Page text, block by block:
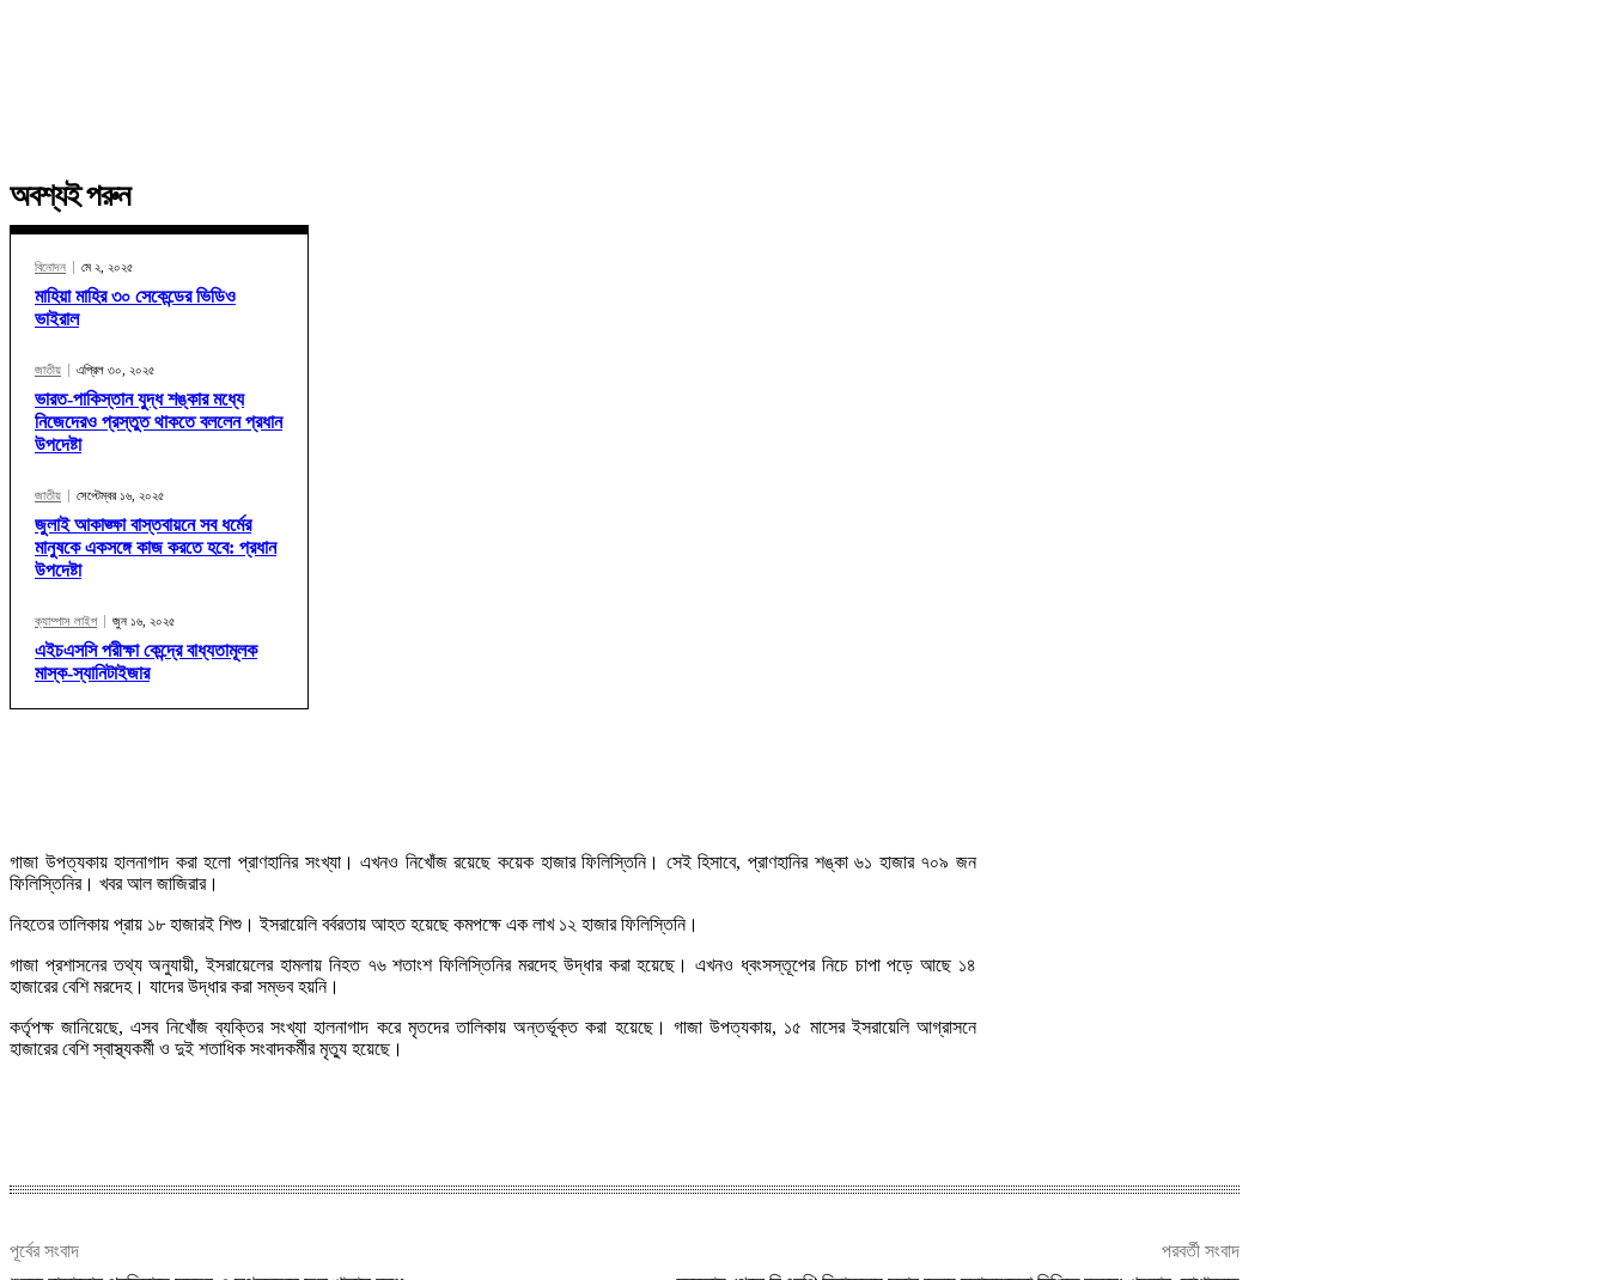
অবশ্যই পরুন
বিনোদন মে ২, ২০২৫
মাহিয়া মাহির ৩০ সেকেন্ডের ভিডিও
ভাইরাল
জাতীয় এপ্রিল ৩০, ২০২৫
ভারত-পাকিস্তান যুদ্ধ শঙ্কার মধ্যে
নিজেদেরও প্রস্তুত থাকতে বললেন প্রধান
উপদেষ্টা
জাতীয় সেপ্টেম্বর ১৬, ২০২৫
জুলাই আকাঙ্ক্ষা বাস্তবায়নে সব ধর্মের
মানুষকে একসঙ্গে কাজ করতে হবে: প্রধান
উপদেষ্টা
ক্যাম্পাস লাইপ জুন ১৬, ২০২৫
এইচএসসি পরীক্ষা কেন্দ্রে বাধ্যতামূলক
মাস্ক-স্যানিটাইজার
গাজা উপত্যকায় হালনাগাদ করা হলো প্রাণহানির সংখ্যা। এখনও নিখোঁজ রয়েছে কয়েক হাজার ফিলিস্তিনি। সেই হিসাবে, প্রাণহানির শঙ্কা ৬১ হাজার ৭০৯ জন
ফিলিস্তিনির। খবর আল জাজিরার।
নিহতের তালিকায় প্রায় ১৮ হাজারই শিশু। ইসরায়েলি বর্বরতায় আহত হয়েছে কমপক্ষে এক লাখ ১২ হাজার ফিলিস্তিনি।
গাজা প্রশাসনের তথ্য অনুযায়ী, ইসরায়েলের হামলায় নিহত ৭৬ শতাংশ ফিলিস্তিনির মরদেহ উদ্ধার করা হয়েছে। এখনও ধ্বংসস্তূপের নিচে চাপা পড়ে আছে ১৪
হাজারের বেশি মরদেহ। যাদের উদ্ধার করা সম্ভব হয়নি।
কর্তৃপক্ষ জানিয়েছে, এসব নিখোঁজ ব্যক্তির সংখ্যা হালনাগাদ করে মৃতদের তালিকায় অন্তর্ভূক্ত করা হয়েছে। গাজা উপত্যকায়, ১৫ মাসের ইসরায়েলি আগ্রাসনে
হাজারের বেশি স্বাস্থ্যকর্মী ও দুই শতাধিক সংবাদকর্মীর মৃত্যু হয়েছে।
পূর্বের সংবাদ পরবর্তী সংবাদ